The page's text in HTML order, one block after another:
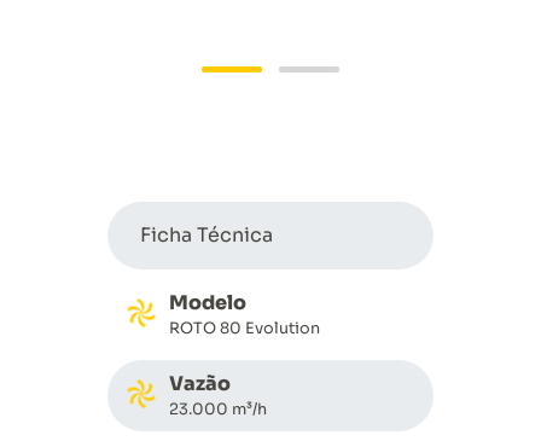
Ficha Técnica
Modelo
ROTO 80 Evolution
Vazão
23.000 m³/h